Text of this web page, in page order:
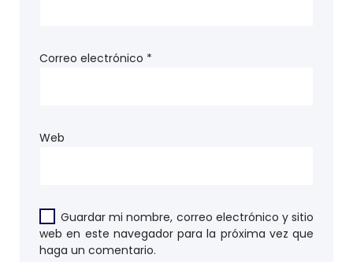
Correo electrónico *
Web
Guardar mi nombre, correo electrónico y sitio
web en este navegador para la próxima vez que
haga un comentario.